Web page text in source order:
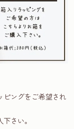
ングをご希望され
さい。